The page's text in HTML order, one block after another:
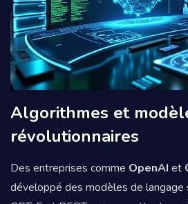
Algorithmes et
révolutionnaires
Des entreprises comme OpenAI et
développé des modèles de langage